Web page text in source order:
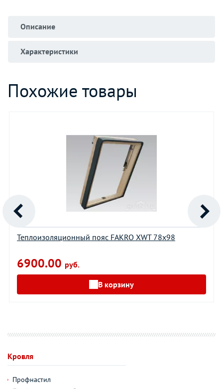
Описание
Характеристики
Похожие товары
Теплоизоляционный пояс FAKRO XWT 78х98
6900.00 руб.
В корзину
Кровля
Профнастил